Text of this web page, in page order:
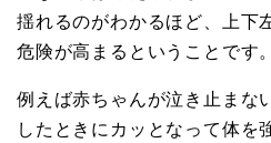
揺れるのがわかるほど、上下
危険が高まるということです。
例えば赤ちゃんが泣き止まな
したときにカッとなって体を